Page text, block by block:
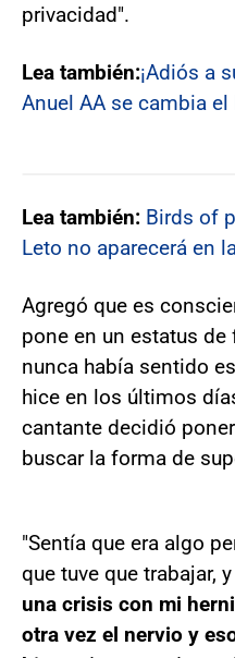
privacidad".
Lea también:¡Adiós a
Anuel AA se cambia
Lea también: Birds of
Leto no aparecerá en
Agregó que es
pone en un estatus
nunca había sentido
hice en los últimos
cantante decidió
buscar la forma de
"Sentía que era algo
que tuve que trabajar, y
una crisis con mi
otra vez el nervio y